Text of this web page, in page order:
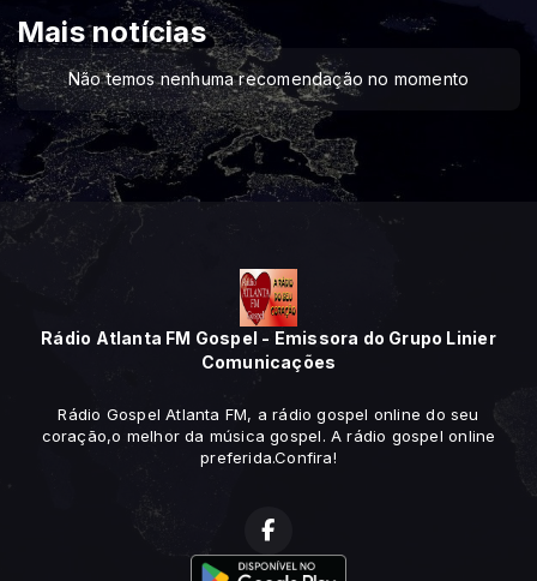
Mais notícias
Não temos nenhuma recomendação no momento
Rádio Atlanta FM Gospel - Emissora do Grupo Linier
Comunicações
Rádio Gospel Atlanta FM, a rádio gospel online do seu
coração,o melhor da música gospel. A rádio gospel online
preferida.Confira!